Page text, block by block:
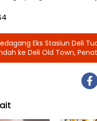
Eks Stasiun Deli
ke Deli Old Town,
Resmi Dimulai Juni